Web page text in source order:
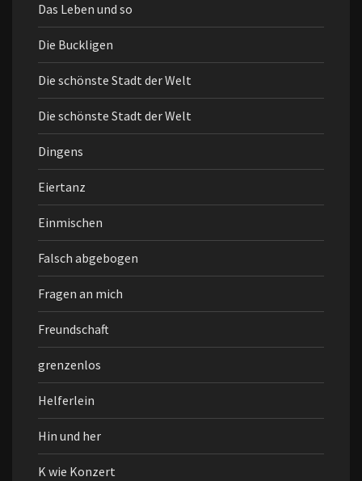
Das Leben und so
Die Buckligen
Die schönste Stadt der Welt
Die schönste Stadt der Welt
Dingens
Eiertanz
Einmischen
Falsch abgebogen
Fragen an mich
Freundschaft
grenzenlos
Helferlein
Hin und her
K wie Konzert